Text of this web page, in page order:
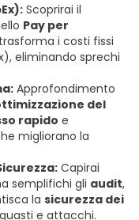
Scoprirai il
Pay per
i costi fissi
eliminando sprechi
Approfondimento
del
rapido e
migliorano la
Capirai
semplifichi gli audit,
la sicurezza dei
e attacchi.